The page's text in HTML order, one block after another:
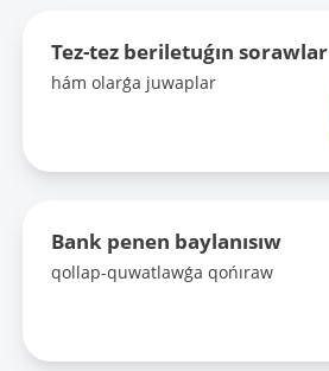
Tez-tez beriletuǵın sorawlar
hám olarǵa juwaplar
Bank penen baylanısıw
qollap-quwatlawǵa qońıraw